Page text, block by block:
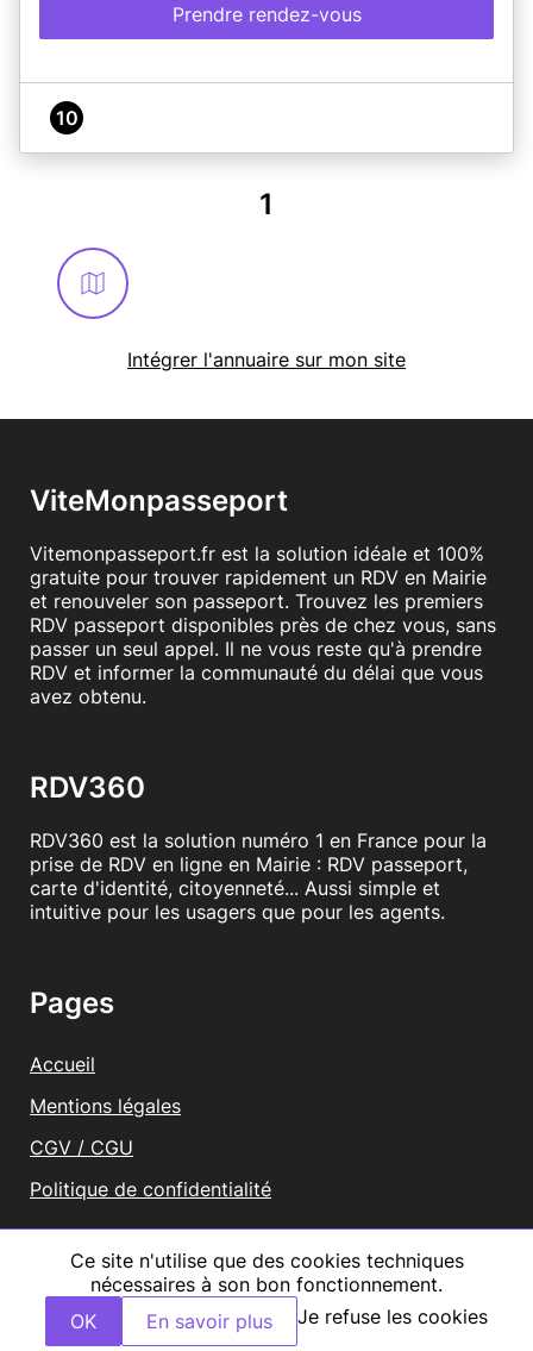
Prendre rendez-vous
10
1
Intégrer l'annuaire sur mon site
Ce site n'utilise que des cookies techniques
nécessaires à son bon fonctionnement.
OK
En savoir plus Je refuse les cookies
ViteMonpasseport
Vitemonpasseport.fr est la solution idéale et 100%
gratuite pour trouver rapidement un RDV en Mairie
et renouveler son passeport. Trouvez les premiers
RDV passeport disponibles près de chez vous, sans
passer un seul appel. Il ne vous reste qu'à prendre
RDV et informer la communauté du délai que vous
avez obtenu.
RDV360
RDV360 est la solution numéro 1 en France pour la
prise de RDV en ligne en Mairie : RDV passeport,
carte d'identité, citoyenneté... Aussi simple et
intuitive pour les usagers que pour les agents.
Pages
Accueil
Mentions légales
CGV / CGU
Politique de confidentialité
Vous représentez une mairie ?
Tous droits réservés RDV360